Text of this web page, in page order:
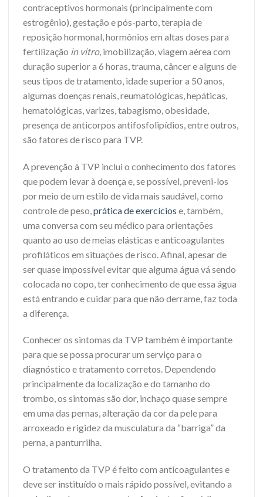
contraceptivos hormonais (principalmente com
estrogênio), gestação e pós-parto, terapia de
reposição hormonal, hormônios em altas doses para
fertilização in vitro, imobilização, viagem aérea com
duração superior a 6 horas, trauma, câncer e alguns de
seus tipos de tratamento, idade superior a 50 anos,
algumas doenças renais, reumatológicas, hepáticas,
hematológicas, varizes, tabagismo, obesidade,
presença de anticorpos antifosfolipídios, entre outros,
são fatores de risco para TVP.
A prevenção à TVP inclui o conhecimento dos fatores
que podem levar à doença e, se possível, preveni-los
por meio de um estilo de vida mais saudável, como
controle de peso, prática de exercícios e, também,
uma conversa com seu médico para orientações
quanto ao uso de meias elásticas e anticoagulantes
profiláticos em situações de risco. Afinal, apesar de
ser quase impossível evitar que alguma água vá sendo
colocada no copo, ter conhecimento de que essa água
está entrando e cuidar para que não derrame, faz toda
a diferença.
Conhecer os sintomas da TVP também é importante
para que se possa procurar um serviço para o
diagnóstico e tratamento corretos. Dependendo
principalmente da localização e do tamanho do
trombo, os sintomas são dor, inchaço quase sempre
em uma das pernas, alteração da cor da pele para
arroxeado e rigidez da musculatura da “barriga” da
perna, a panturrilha.
O tratamento da TVP é feito com anticoagulantes e
deve ser instituído o mais rápido possível, evitando a